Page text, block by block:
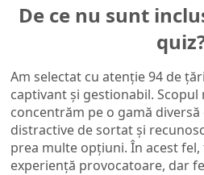
De ce nu sunt
Am selectat cu atenție 94 de
captivant și gestionabil.
concentrăm pe o gamă
distractive de sortat și
prea multe opțiuni. În acest
experiență provocatoare, dar